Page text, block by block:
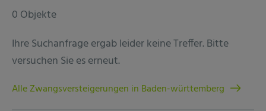
0 Objekte
Ihre Suchanfrage ergab leider keine Treffer. Bitte
versuchen Sie es erneut.
Alle Zwangsversteigerungen in Baden-württemberg